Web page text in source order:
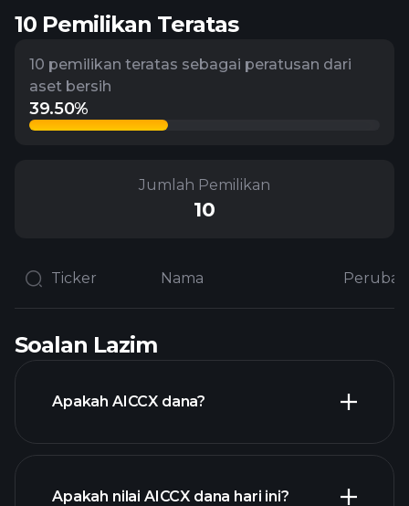
10 Pemilikan Teratas
10 pemilikan teratas sebagai peratusan dari
aset bersih
39.50%
Jumlah Pemilikan
10
Ticker Nama
Soalan Lazim
Apakah AICCX dana?
Apakah nilai AICCX dana hari ini?